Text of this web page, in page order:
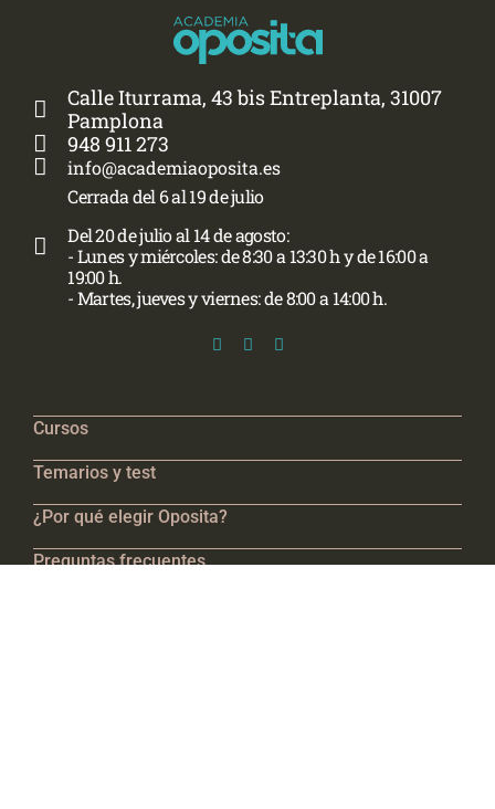
Calle Iturrama, 43 bis Entreplanta, 31007
Pamplona
948 911 273
info@academiaoposita.es
Cerrada del 6 al 19 de julio
Del 20 de julio al 14 de agosto:
- Lunes y miércoles: de 8:30 a 13:30 h y de 16:00 a
19:00 h.
- Martes, jueves y viernes: de 8:00 a 14:00 h.
Cursos
Temarios y test
¿Por qué elegir Oposita?
Preguntas frecuentes